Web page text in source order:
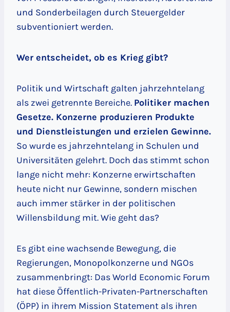
und Sonderbeilagen durch Steuergelder
subventioniert werden.
Wer entscheidet, ob es Krieg gibt?
Politik und Wirtschaft galten jahrzehntelang
als zwei getrennte Bereiche. Politiker machen
Gesetze. Konzerne produzieren Produkte
und Dienstleistungen und erzielen Gewinne.
So wurde es jahrzehntelang in Schulen und
Universitäten gelehrt. Doch das stimmt schon
lange nicht mehr: Konzerne erwirtschaften
heute nicht nur Gewinne, sondern mischen
auch immer stärker in der politischen
Willensbildung mit. Wie geht das?
Es gibt eine wachsende Bewegung, die
Regierungen, Monopolkonzerne und NGOs
zusammenbringt: Das World Economic Forum
hat diese Öffentlich-Privaten-Partnerschaften
(ÖPP) in ihrem Mission Statement als ihren